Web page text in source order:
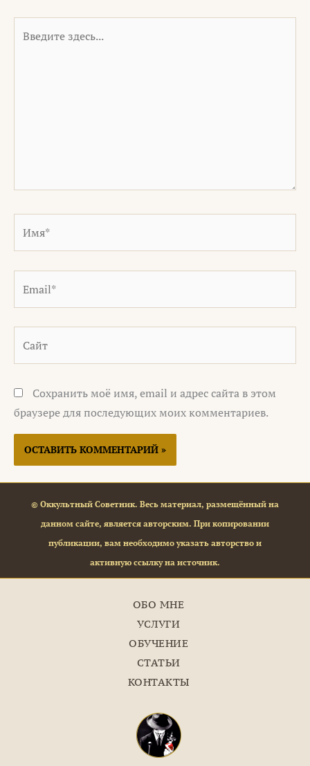
здесь...
Сохранить моё имя, email и адрес сайта в этом
браузере для последующих моих комментариев.
© Оккультный Советник. Весь материал, размещённый на
данном сайте, является авторским. При копировании
публикации, вам необходимо указать авторство и
активную ссылку на источник.
ОБО МНЕ
УСЛУГИ
ОБУЧЕНИЕ
СТАТЬИ
КОНТАКТЫ